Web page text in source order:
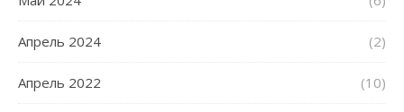
Апрель 2024 (2)
Апрель 2022 (10)